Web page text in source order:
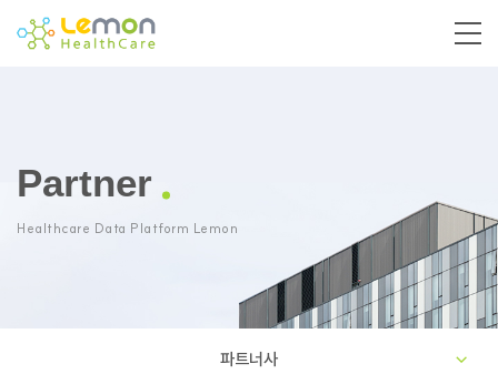
Partner
Healthcare Data Platform Lemon
파트너사